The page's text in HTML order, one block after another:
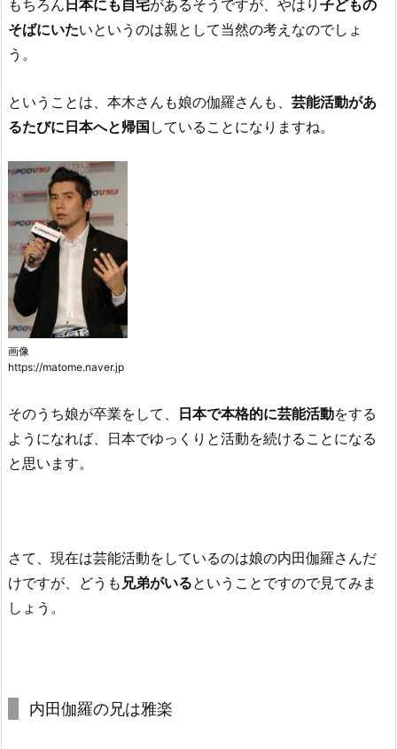
もちろん 日本にも自宅があるそうですが、やはり 子どもの
そばにいたいというのは親として当然の考えなのでしょ
う。
ということは、本木さんも娘の伽羅さんも、 芸能活動があ
るたびに日本へと帰国 していることになりますね。
画像
https://matome.naver.jp
そのうち娘が卒業をして、 日本で本格的に芸能活動をする
ようになれば、日本でゆっくりと活動を続けることになる
と思います。
さて、現在は芸能活動をしているのは娘の内田伽羅さんだ
けですが、どうも 兄弟がいるということですので見てみま
しょう。
内田伽羅の兄は雅楽